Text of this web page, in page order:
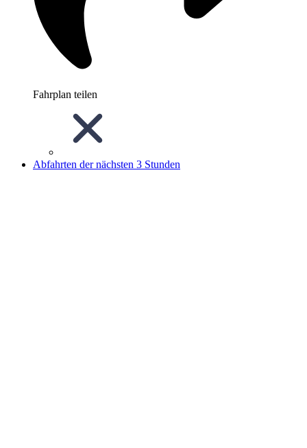
Fahrplan teilen
Abfahrten der nächsten 3 Stunden